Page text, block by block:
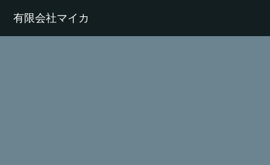
有限会社マイカ